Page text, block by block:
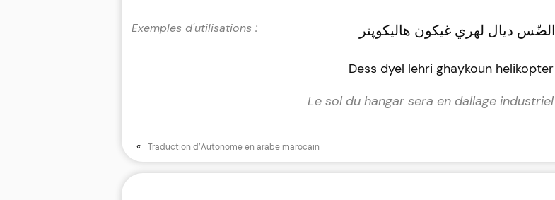
الضّس ديال لهري غيكون هاليكوپتر
Dess dyel lehri ghaykoun helikopter
Le sol du hangar sera en dallage industriel
« Traduction d’Autonome en arabe marocain